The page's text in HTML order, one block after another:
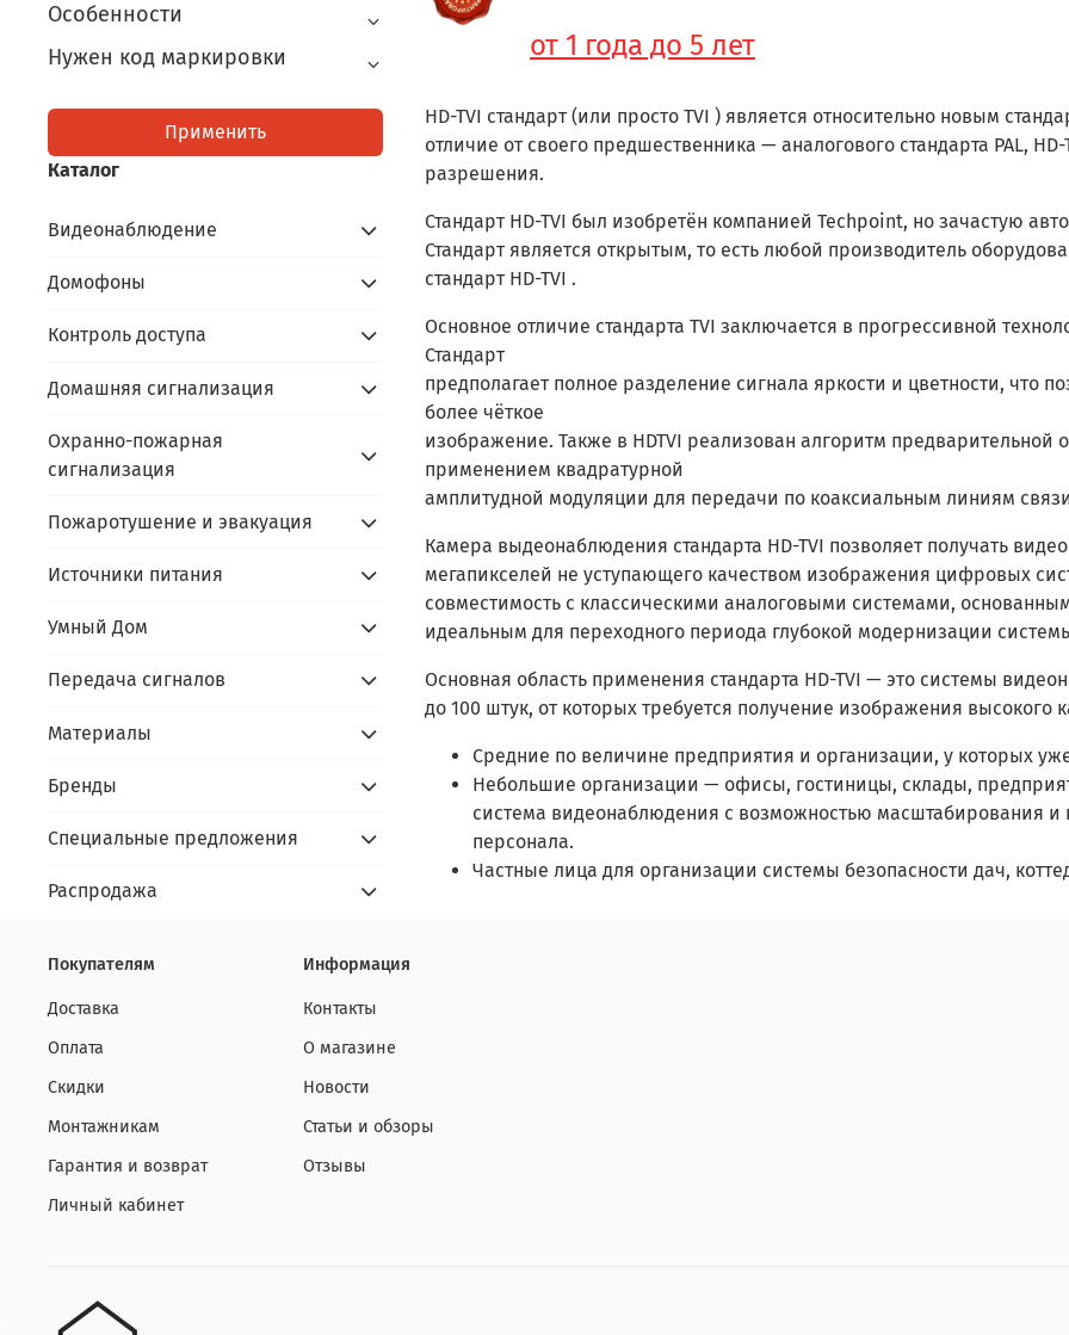
от 1 года до 5 лет
HD-TVI стандарт (или просто TVI ) является относительно новым
отличие от своего предшественника — аналогового стандарта PAL,
разрешения.
Стандарт HD-TVI был изобретён компанией Techpoint, но зачастую
Стандарт является открытым, то есть любой производитель
стандарт HD-TVI .
Основное отличие стандарта TVI заключается в прогрессивной
Стандарт
предполагает полное разделение сигнала яркости и цветности, что
более чёткое
изображение. Также в HDTVI реализован алгоритм
применением квадратурной
амплитудной модуляции для передачи по коаксиальным линиям
Камера выдеонаблюдения стандарта HD-TVI позволяет получать
мегапикселей не уступающего качеством изображения цифровых
совместимость с классическими аналоговыми системами,
идеальным для переходного периода глубокой модернизации
Основная область применения стандарта HD-TVI — это системы
до 100 штук, от которых требуется получение изображения высокого
Средние по величине предприятия и организации, у которых
Небольшие организации — офисы, гостиницы, склады,
система видеонаблюдения с возможностью масштабирования
персонала.
Частные лица для организации системы безопасности дач,
Особенности
Нужен код маркировки
Применить
Каталог
Видеонаблюдение
Домофоны
Контроль доступа
Домашняя сигнализация
Охранно-пожарная
сигнализация
Пожаротушение и эвакуация
Источники питания
Умный Дом
Передача сигналов
Материалы
Бренды
Специальные предложения
Распродажа
Покупателям
Доставка
Оплата
Скидки
Монтажникам
Гарантия и возврат
Личный кабинет
Информация
Контакты
О магазине
Новости
Статьи и обзоры
Отзывы